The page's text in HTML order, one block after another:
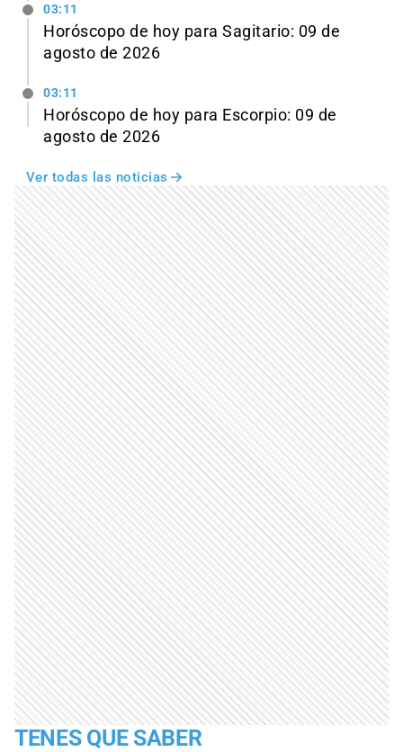
03:11
Horóscopo de hoy para Sagitario: 09 de
agosto de 2026
03:11
Horóscopo de hoy para Escorpio: 09 de
agosto de 2026
Ver todas las noticias
TENES QUE SABER